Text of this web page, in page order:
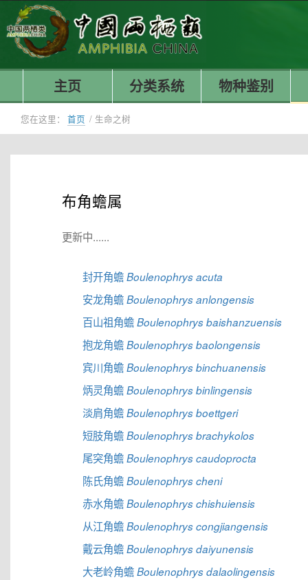
主页 分类系统 物种鉴别
您在这里： 首页 / 生命之树
布角蟾属
更新中......
封开角蟾Boulenophrys acuta
安龙角蟾Boulenophrys anlongensis
百山祖角蟾Boulenophrys baishanzuensis
抱龙角蟾Boulenophrys baolongensis
宾川角蟾Boulenophrys binchuanensis
炳灵角蟾Boulenophrys binlingensis
淡肩角蟾Boulenophrys boettgeri
短肢角蟾Boulenophrys brachykolos
尾突角蟾Boulenophrys caudoprocta
陈氏角蟾Boulenophrys cheni
赤水角蟾Boulenophrys chishuiensis
从江角蟾Boulenophrys congjiangensis
戴云角蟾Boulenophrys daiyunensis
大老岭角蟾Boulenophrys dalaolingensis